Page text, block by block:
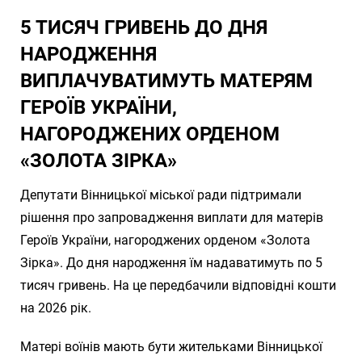
5 ТИСЯЧ ГРИВЕНЬ ДО ДНЯ
НАРОДЖЕННЯ
ВИПЛАЧУВАТИМУТЬ МАТЕРЯМ
ГЕРОЇВ УКРАЇНИ,
НАГОРОДЖЕНИХ ОРДЕНОМ
«ЗОЛОТА ЗІРКА»
Депутати Вінницької міської ради підтримали
рішення про запровадження виплати для матерів
Героїв України, нагороджених орденом «Золота
Зірка». До дня народження їм надаватимуть по 5
тисяч гривень. На це передбачили відповідні кошти
на 2026 рік.
Матері воїнів мають бути жительками Вінницької